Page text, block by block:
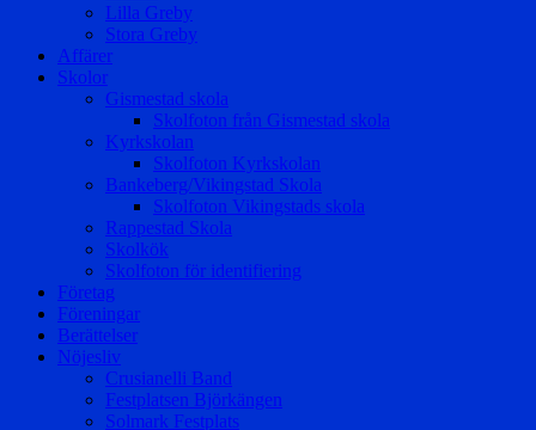
Lilla Greby
Stora Greby
Affärer
Skolor
Gismestad skola
Skolfoton från Gismestad skola
Kyrkskolan
Skolfoton Kyrkskolan
Bankeberg/Vikingstad Skola
Skolfoton Vikingstads skola
Rappestad Skola
Skolkök
Skolfoton för identifiering
Företag
Föreningar
Berättelser
Nöjesliv
Crusianelli Band
Festplatsen Björkängen
Solmark Festplats